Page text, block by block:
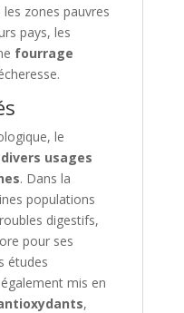
zones pauvres
pays, les
fourrage
le
divers usages
. Dans la
populations
digestifs,
pour ses
études
mis en
,